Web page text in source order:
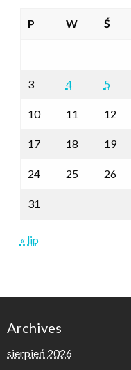
P W Ś
3 4 5
10 11 12
17 18 19
24 25 26
31
« lip
Archives
sierpień 2026